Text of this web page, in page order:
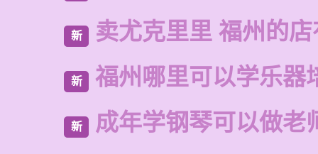
新 卖尤克里里 福州的
新 福州哪里可以学乐器
新 成年学钢琴可以做老